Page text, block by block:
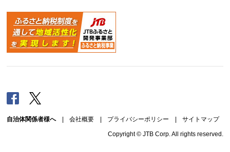
Facebook
自治体関係者様へ| 会社概要 プライバシーポリシー サイトマップ
Copyright © JTB Corp. All rights reserved.